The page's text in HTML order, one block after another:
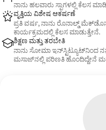
ನಾನು ಹಲವಾರು ಸ್ಪಾಗಳಲ್ಲಿ ಕೆಲಸ
ವೃತ್ತಿಯ ವಿಶೇಷ ಆಕರ್ಷಣೆ
ಪ್ರತಿ ವರ್ಷ, ನಾನು ರೊನಾಲ್ಡ್
ಕಾರ್ಯಕ್ರಮದಲ್ಲಿ ಕೆಲಸ ಮಾಡುತ್ತೇನೆ.
ಶಿಕ್ಷಣ ಮತ್ತು ತರಬೇತಿ
ನಾನು ಸೋಮಾ ಇನ್‌ಸ್ಟಿಟ್ಯೂಟ್‌ನಿಂದ
ಮಸಾಜ್‌ನಲ್ಲಿ ಪರಿಣತಿ ಹೊಂದಿದ್ದೇನೆ